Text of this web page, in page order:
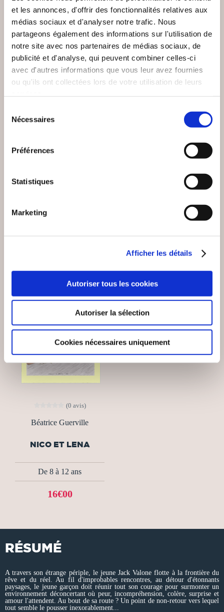
et les annonces, d'offrir des fonctionnalités relatives aux
médias sociaux et d'analyser notre trafic. Nous
partageons également des informations sur l'utilisation de
notre site avec nos partenaires de médias sociaux, de
publicité et d'analyse, qui peuvent combiner celles-ci
avec d'autres informations que vous leur avez fournies
ou qu'ils ont collectées lors de votre utilisation de leurs
Nécessaires
Préférences
Statistiques
Marketing
Afficher les détails
Autoriser tous les cookies
Autoriser la sélection
Cookies nécessaires uniquement
Lucas Bemben
CAROLINE
Cindy Favier
MÉTA'FORT OU
HISTOIRES POUR
ÊTRE FORT
(0 avis)
Béatrice Guerville
NICO ET LENA
De 8 à 12 ans
16€00
RÉSUMÉ
A travers son étrange périple, le jeune Jack Valone flotte à la frontière du
rêve et du réel. Au fil d'improbables rencontres, au détour d'étonnants
paysages, le jeune garçon doit réunir tout son courage pour surmonter un
environnement déconcertant où peur, incompréhension, colère, surprise et
amour l'attendent. Au bout de sa route ? Un point de non-retour vers lequel
tout semble le pousser inexorablement...